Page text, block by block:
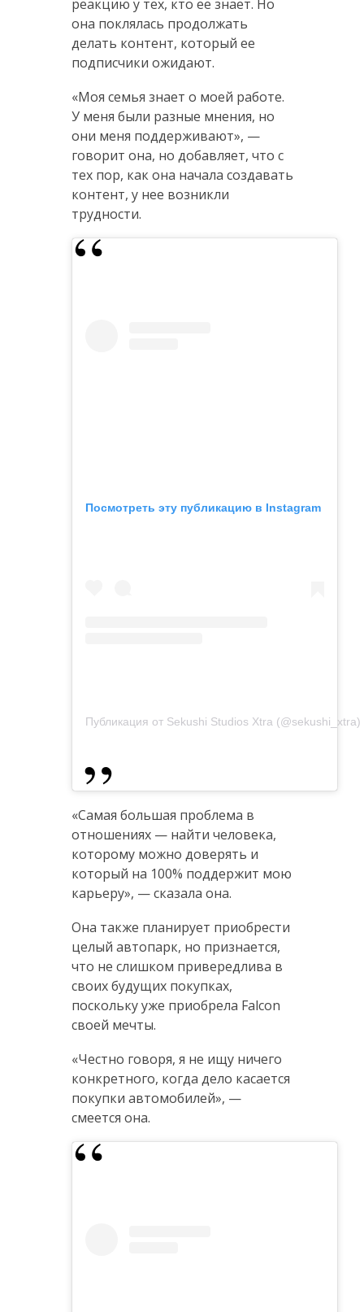
реакцию у тех, кто ее знает. Но
она поклялась продолжать
делать контент, который ее
подписчики ожидают.
«Моя семья знает о моей работе.
У меня были разные мнения, но
они меня поддерживают», —
говорит она, но добавляет, что с
тех пор, как она начала создавать
контент, у нее возникли
трудности.
Посмотреть эту публикацию в Instagram
Публикация от Sekushi Studios Xtra (@sekushi_xtra)
«Самая большая проблема в
отношениях — найти человека,
которому можно доверять и
который на 100% поддержит мою
карьеру», — сказала она.
Она также планирует приобрести
целый автопарк, но признается,
что не слишком привередлива в
своих будущих покупках,
поскольку уже приобрела Falcon
своей мечты.
«Честно говоря, я не ищу ничего
конкретного, когда дело касается
покупки автомобилей», —
смеется она.